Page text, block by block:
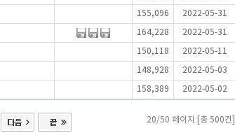
155,096 2022-05-31
164,228 2022-05-31
150,118 2022-05-11
148,928 2022-05-03
158,389 2022-05-02
20/50 페이지 [총 500건]